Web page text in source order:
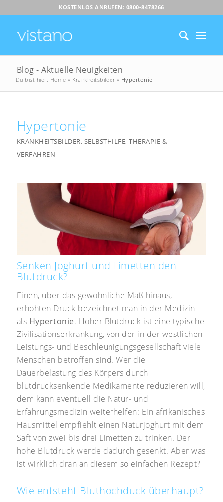
KOSTENLOS ANRUFEN: 0800-8478266
Blog - Aktuelle Neuigkeiten
Du bist hier: Home » Krankheitsbilder » Hypertonie
Hypertonie
KRANKHEITSBILDER, SELBSTHILFE,THERAPIE &
VERFAHREN
Senken Joghurt und Limetten den
Blutdruck?
Einen, über das gewöhnliche Maß hinaus,
erhöhten Druck bezeichnet man in der Medizin
als Hypertonie. Hoher Blutdruck ist eine typische
Zivilisationserkrankung, von der in der westlichen
Leistungs- und Beschleunigungsgesellschaft viele
Menschen betroffen sind. Wer die
Dauerbelastung des Körpers durch
blutdrucksenkende Medikamente reduzieren will,
dem kann eventuell die Natur- und
Erfahrungsmedizin weiterhelfen: Ein afrikanisches
Hausmittel empfiehlt einen Naturjoghurt mit dem
Saft von zwei bis drei Limetten zu trinken. Der
hohe Blutdruck werde dadurch gesenkt. Aber was
ist wirklich dran an diesem so einfachen Rezept?
Wie entsteht Bluthochduck überhaupt?